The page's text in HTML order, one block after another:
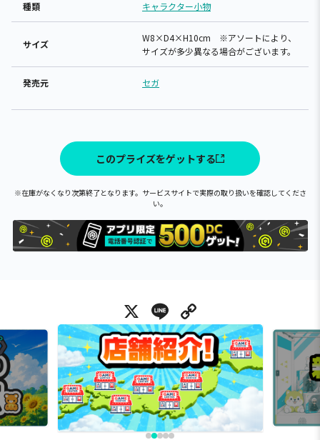
種類 キャラクター小物
サイズ
W8×D4×H10cm ※アソートにより、
サイズが多少異なる場合がございます。
発売元 セガ
このプライズをゲットする
※在庫がなくなり次第終了となります。サービスサイトで実際の取り扱いを確認してくださ
い。
X Line